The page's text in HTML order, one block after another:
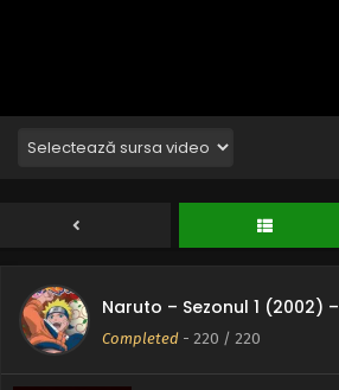
Naruto – Sezonul 1 (2002)
Completed - 220 / 220